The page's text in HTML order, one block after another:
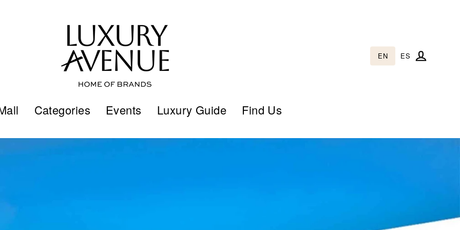
EN ES
Categories Events Luxury Guide Find Us